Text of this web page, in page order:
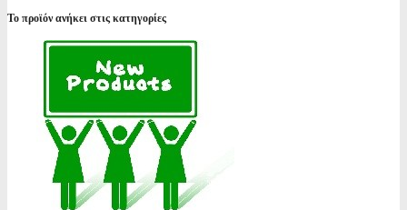
Το προϊόν ανήκει στις κατηγορίες